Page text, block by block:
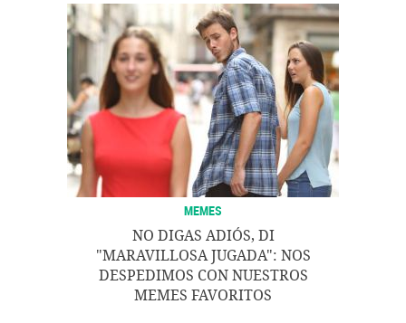
MEMES
NO DIGAS ADIÓS, DI
"MARAVILLOSA JUGADA": NOS
DESPEDIMOS CON NUESTROS
MEMES FAVORITOS